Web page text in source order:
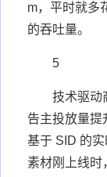
m，平时就多
的吞吐量。
5
技术驱动
告主投放量提
基于 SID 的
素材刚上线时